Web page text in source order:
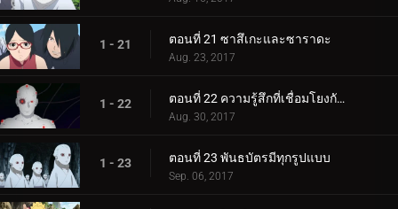
1 - 21 ตอนที่ 21 ซาสึเกะและซาราดะ
Aug. 23, 2017
1 - 22 ตอนที่ 22 ความรู้สึกที่เชื่อมโยงกัน
Aug. 30, 2017
1 - 23 ตอนที่ 23 พันธบัตรมีทุกรูปแบบ
Sep. 06, 2017